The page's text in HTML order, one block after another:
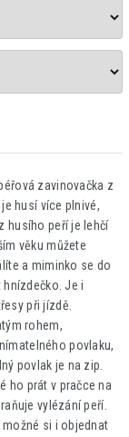
zavinovačka z
husí více plnivé,
husího peří je lehčí
věku můžete
a miminko se do
Je i
při jízdě.
rohem,
povlaku,
povlak je na zip.
ho prát v pračce na
vylézání peří.
možné si i objednat